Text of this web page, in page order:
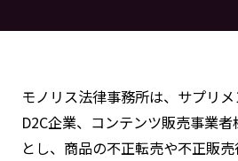
モノリス法律事務所は、サプリ
D2C企業、コンテンツ販売事業
とし、商品の不正転売や不正販